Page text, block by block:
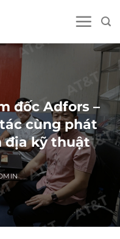
đốc Adfors –
cùng phát
địa kỹ thuật